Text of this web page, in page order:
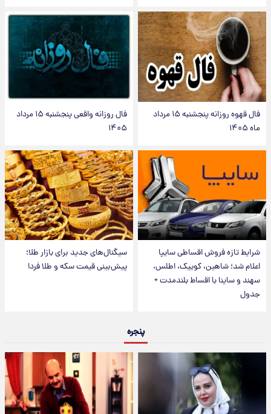
فال قهوه روزانه پنجشنبه ۱۵ مرداد
ماه ۱۴۰۵
فال روزانه واقعی پنجشنبه ۱۵ مرداد
۱۴۰۵
شرایط تازه فروش اقساطی سایپا
اعلام شد؛ شاهین، کوییک، اطلس،
سهند و ساینا با اقساط بلندمدت +
جدول
سیگنال‌های جدید برای بازار طلا؛
پیش‌بینی قیمت سکه و طلا فردا
پنجره